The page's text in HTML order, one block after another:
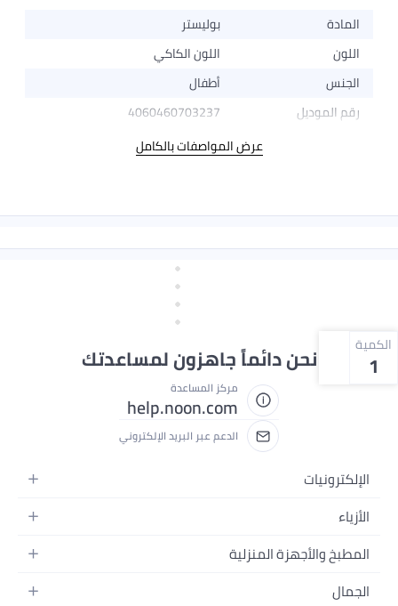
المادة
بوليستر
اللون
اللون الكاكي
الجنس
أطفال
رقم الموديل
4060460703237
عرض المواصفات بالكامل
الكمية
1 نحن دائماً جاهزون لمساعدتك
مركز المساعدة
help.noon.com
الدعم عبر البريد الإلكتروني
الإلكترونيات
الجوالات
اللابتوبات
الأجهزة المنزلية
الأزياء
أزياء نسائية
أزياء البنات
المطبخ والأجهزة المنزلية
الحمام
الجمال